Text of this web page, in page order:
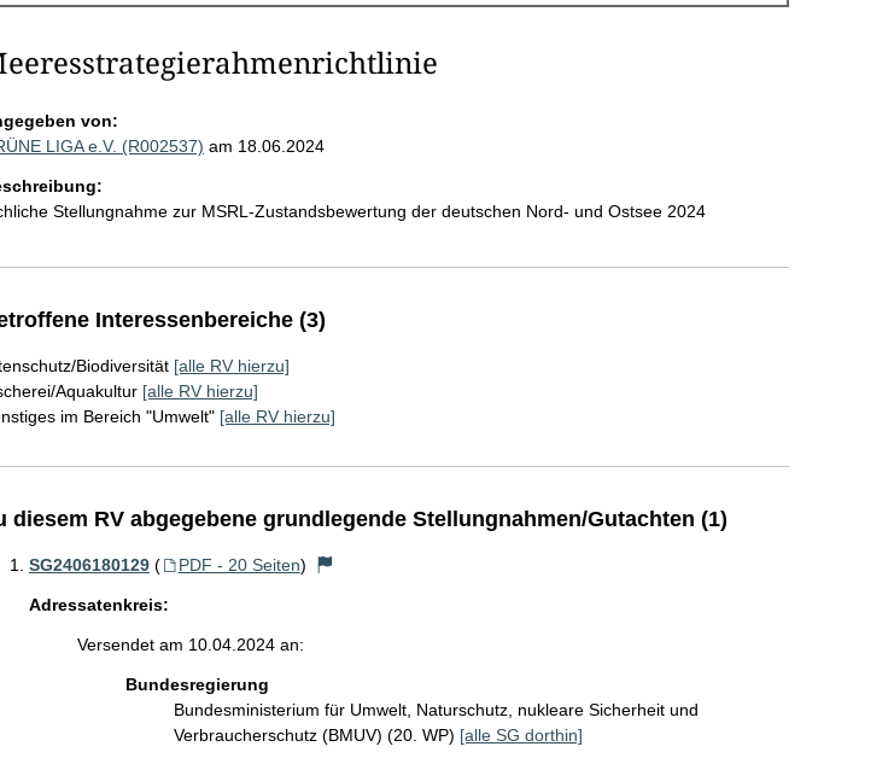
von:
LIGA e.V. (R002537) am 18.06.2024
Stellungnahme zur MSRL-Zustandsbewertung der deutschen Nord- und Ostsee 2024
Interessenbereiche (3)
Biodiversität [alle RV hierzu]
Aquakultur [alle RV hierzu]
im Bereich "Umwelt" [alle RV hierzu]
diesem RV abgegebene grundlegende Stellungnahmen/Gutachten (1)
SG2406180129 ( PDF - 20 Seiten)
Adressatenkreis:
Versendet am 10.04.2024 an:
Bundesregierung
Bundesministerium für Umwelt, Naturschutz, nukleare Sicherheit und
Verbraucherschutz (BMUV) (20. WP) [alle SG dorthin]